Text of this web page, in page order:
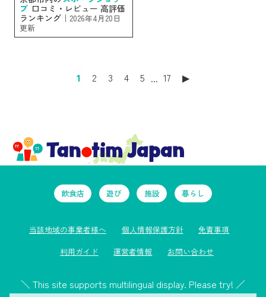
プ 口コミ・レビュー 高評価
ランキング｜ 2026年4月20日
更新
1 2 3 4 5 ... 17 ▶︎
飲食店 遊び 施設 暮らし
当該地域の事業者様へ 個人情報保護方針
免責事項
利用ガイド
運営者情報 お問い合わせ
＼ This site supports multilingual display. Please try! ／